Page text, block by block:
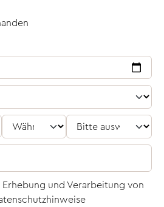
und Verarbeitung von